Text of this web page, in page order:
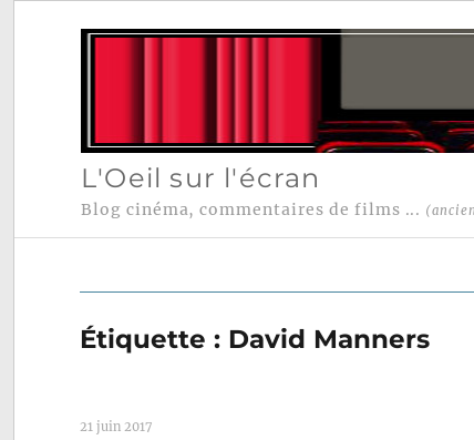
L'Oeil sur l'écran
Blog cinéma, commentaires de films ...
Étiquette : David Manners
21 juin 2017